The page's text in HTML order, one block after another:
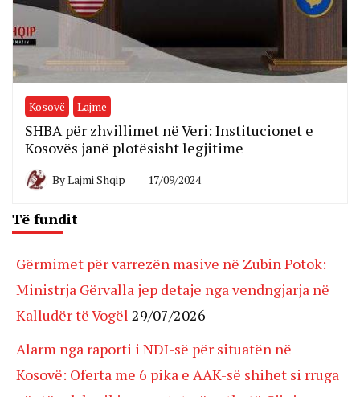
Kosovë Lajme
SHBA për zhvillimet në Veri: Institucionet e
Kosovës janë plotësisht legjitime
ByLajmi Shqip 17/09/2024
Të fundit
Gërmimet për varrezën masive në Zubin Potok:
Ministrja Gërvalla jep detaje nga vendngjarja në
Kalludër të Vogël 29/07/2026
Alarm nga raporti i NDI-së për situatën në
Kosovë: Oferta me 6 pika e AAK-së shihet si rruga